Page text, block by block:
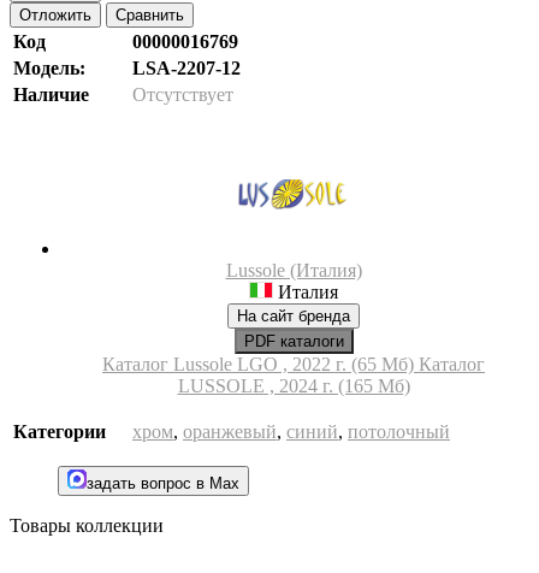
Отложить
Сравнить
Код
00000016769
Модель:
LSA-2207-12
Наличие
Отсутствует
Lussole (Италия)
Италия
На сайт бренда
PDF каталоги
Каталог Lussole LGO , 2022 г. (65 Мб) Каталог
LUSSOLE , 2024 г. (165 Мб)
Категории хром, оранжевый, синий, потолочный
задать вопрос в Max
Товары коллекции